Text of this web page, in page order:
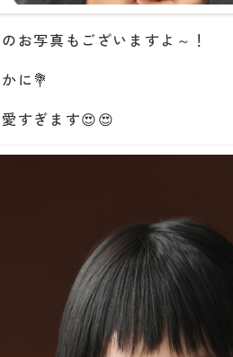
お写真もございますよ～！
に💐
すぎます😍😍